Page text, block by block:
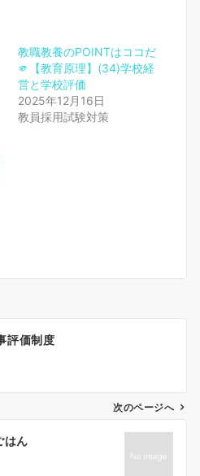
教職教養のPOINTはココだ
🫵【教育原理】(34)学校経
営と学校評価
2025年12月16日
教員採用試験対策
評価制度
次のページへ
はん